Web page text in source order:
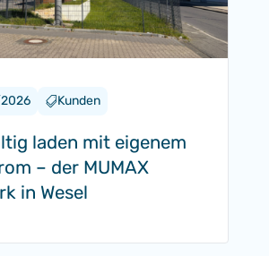
Kunden
laden mit eigenem
– der MUMAX
in Wesel